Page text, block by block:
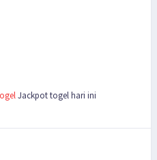
Jackpot togel hari ini